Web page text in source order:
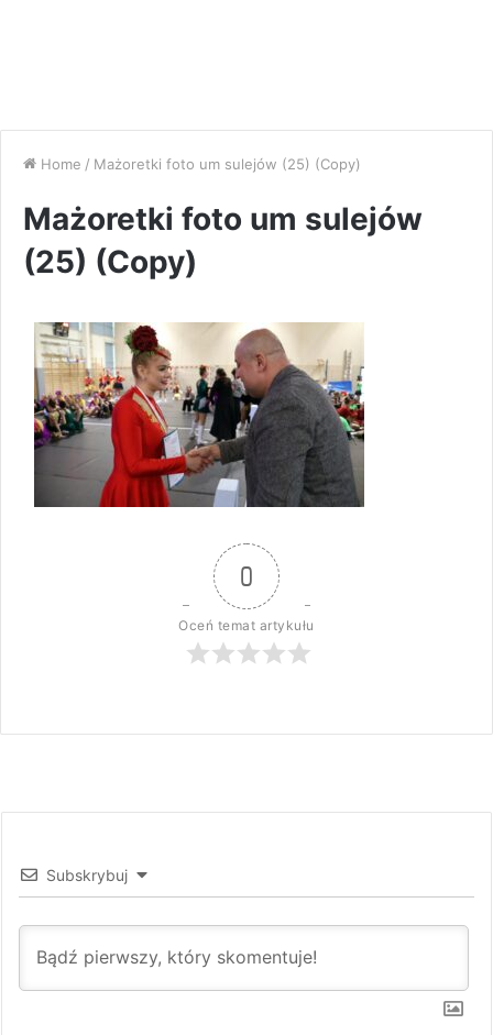
Home / Mażoretki foto um sulejów (25) (Copy)
Mażoretki foto um sulejów
(25) (Copy)
0
Oceń temat artykułu
Subskrybuj